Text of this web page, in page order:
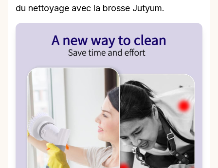
du nettoyage avec la brosse Jutyum.